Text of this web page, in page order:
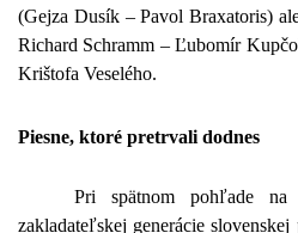
(Gejza Dusík – Pavol Braxatoris)
Richard Schramm – Ľubomír
Krištofa Veselého.
Piesne, ktoré pretrvali dodnes
Pri spätnom pohľade na
zakladateľskej generácie